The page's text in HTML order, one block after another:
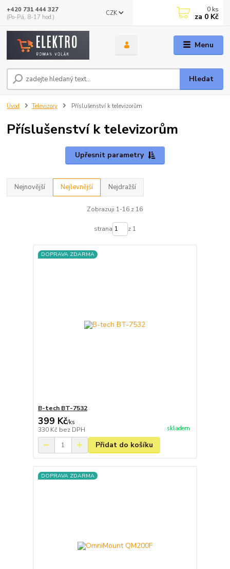
Menu
CZK
Hledat
+420 731 444 327
(Po-Pá, 8-17 hod.)
0 ks
za 0 Kč
Úvod Televizory Příslušenství k televizorům
Příslušenství k televizorům
Upřesnit parametry
Nejnovější Nejlevnější Nejdražší
Zobrazuji 1-16 z 16
strana z 1
DOPRAVA ZDARMA
B-tech BT-7532
399 Kč/ks
330 Kč bez DPH skladem
Přidat do košíku
DOPRAVA ZDARMA